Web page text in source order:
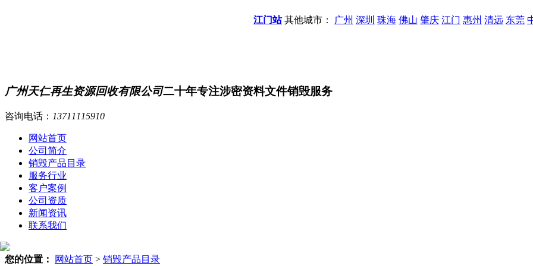
江门站其他城市： 广州 深圳 珠海 佛山 肇庆 江门 惠州 清远 东莞
广州天仁再生资源回收有限公司二十年专注涉密资料文件销毁服务
咨询电话： 13711115910
网站首页
公司简介
销毁产品目录
服务行业
客户案例
公司资质
新闻资讯
联系我们
您的位置： 网站首页 > 销毁产品目录